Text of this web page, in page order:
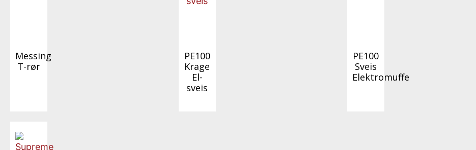
Messing
T-rør
PE100
Krage
El-
sveis
PE100
Sveis
Elektromuffe